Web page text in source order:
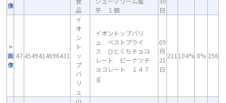
像
品
芋 １個
日
画
像
47 4549414696431
イ
オ
ン
ト
ッ
プ
バ
リ
ュ
イオントップバリ
ュ ベストプライ
ス ひとくちチョコ
レート ピーナツチ
ョコレート １４７
ｇ
09
月
21
日
211 104% 8% 256
山